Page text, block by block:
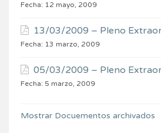
Fecha: 12 mayo, 2009
13/03/2009 – Pleno
Fecha: 13 marzo, 2009
05/03/2009 – Pleno
Fecha: 5 marzo, 2009
Mostrar Docuementos archivados